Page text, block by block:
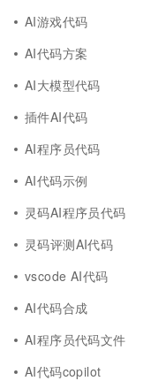
AI游戏代码
AI代码方案
AI大模型代码
插件AI代码
AI程序员代码
AI代码示例
灵码AI程序员代码
灵码评测AI代码
vscode AI代码
AI代码合成
AI程序员代码文件
AI代码copilot